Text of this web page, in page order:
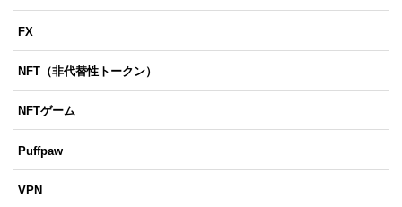
FX
NFT（非代替性トークン）
NFTゲーム
Puffpaw
VPN